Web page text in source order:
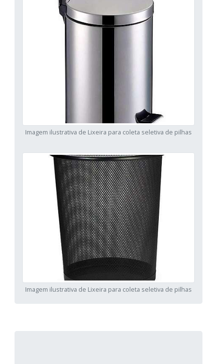
Imagem ilustrativa de Lixeira para coleta seletiva de pilhas
Imagem ilustrativa de Lixeira para coleta seletiva de pilhas